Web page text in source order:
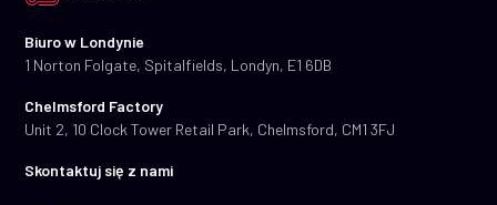
Biuro w Londynie
1 Norton Folgate, Spitalfields, Londyn, E1 6DB
Chelmsford Factory
Unit 2, 10 Clock Tower Retail Park, Chelmsford, CM1 3FJ
Skontaktuj się z nami